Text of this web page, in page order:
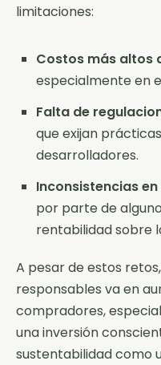
limitaciones:
Costos más altos
especialmente en
Falta de
que exijan
desarrolladores.
Inconsistencias
por parte de
rentabilidad sobre
A pesar de estos
responsables va en
compradores,
una inversión
sustentabilidad como